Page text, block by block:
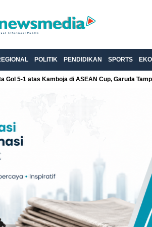
POLITIK PENDIDIKAN SPORTS
Gol 5-1 atas Kamboja di ASEAN Cup, Garuda